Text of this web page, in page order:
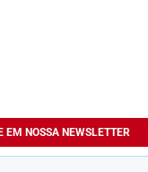
EM NOSSA NEWSLETTER